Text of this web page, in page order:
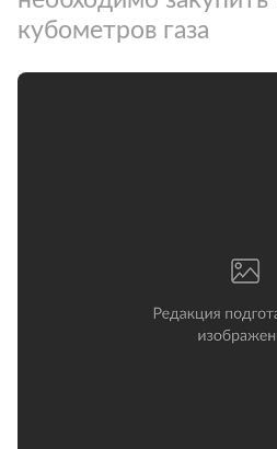
кубометров газа